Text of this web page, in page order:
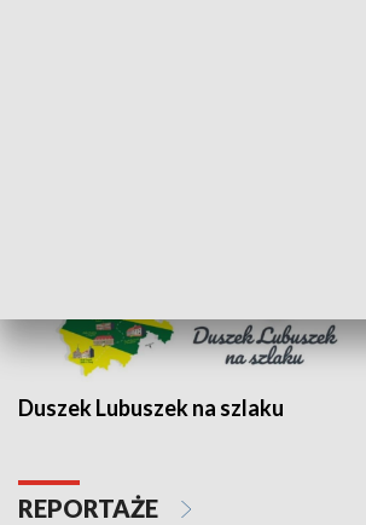
Duszek Lubuszek na szlaku
REPORTAŻE